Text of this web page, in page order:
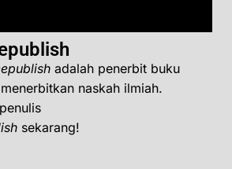
adalah penerbit buku
naskah ilmiah.
sekarang!